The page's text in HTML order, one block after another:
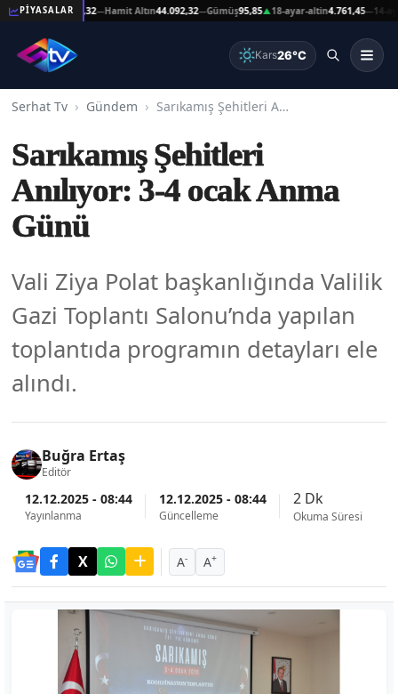
PİYASALAR
Altın44.092,32— Hamit Altın44.092,32—Gümüş95,85▲18-ayar-altin4.761,45—14-ayar-
Kars26°C
Serhat Tv Gündem Sarıkamış Şehitleri Anılıyor: 3-4 ocak Anma Günü
Sarıkamış Şehitleri
Anılıyor: 3-4 ocak Anma
Günü
Vali Ziya Polat başkanlığında Valilik
Gazi Toplantı Salonu’nda yapılan
toplantıda programın detayları ele
alındı.
Buğra Ertaş
Editör
12.12.2025 - 08:44
Yayınlanma
12.12.2025 - 08:44
Güncelleme
2 Dk
Okuma Süresi
A- A+